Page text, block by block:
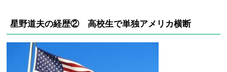
星野道夫の経歴② 高校生で単独アメリカ横断